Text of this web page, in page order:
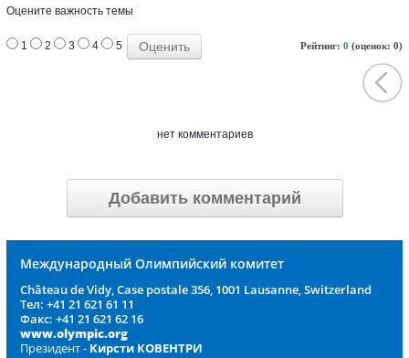
Оцените важность темы
Рейтинг: 0 (оценок: 0)
1 2 3 4 5
нет комментариев
Добавить комментарий
Международный Олимпийский комитет
Château de Vidy, Case postale 356, 1001 Lausanne, Switzerland
Тел: +41 21 621 61 11
Факс: +41 21 621 62 16
www.olympic.org
Президент - Кирсти КОВЕНТРИ